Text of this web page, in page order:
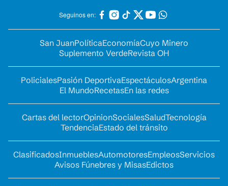
Seguinos en:
San JuanPolíticaEconomíaCuyo Minero
Suplemento VerdeRevista OH
PolicialesPasión DeportivaEspectáculosArgentina
El MundoRecetasEn las redes
Cartas del lectorOpinionSocialesSaludTecnología
TendenciaEstado del tránsito
ClasificadosInmueblesAutomotoresEmpleosServicios
Avisos Fúnebres y MisasEdictos